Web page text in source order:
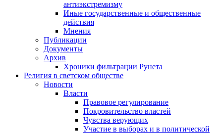
антиэкстремизму
Иные государственные и общественные
действия
Мнения
Публикации
Документы
Архив
Хроники фильтрации Рунета
Религия в светском обществе
Новости
Власти
Правовое регулирование
Покровительство властей
Чувства верующих
Участие в выборах и в политической